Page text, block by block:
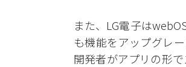
また、LG電子は
も機能をアップグレ
開発者がアプリの形